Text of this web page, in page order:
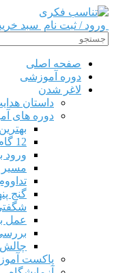
ورود / ثبت نام سبد خرید
صفحه اصلی
دوره‌ آموزشی
لاغر شدن
داستان
دوره های
12 گام لاغری با ذهن
ورود
مسیر
تداووم
گنج
عمل
چالش
پاکست